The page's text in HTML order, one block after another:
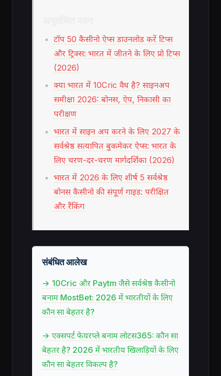
टॉप 50 कैसीनो ऐप्स डाउनलोड करें टिप्स
और ट्रिक्स: भारत में जीतने के लिए प्रो टिप्स
(2026)
क्या भारत में 10Cric वैध है? साइनअप
समीक्षा 2026: बोनस, ऐप, निकासी का
परीक्षण
भारत में साइन अप करने के लिए 2027 के
सर्वश्रेष्ठ सत्यापित बुकमेकर ऐप्स: भारत के
लिए चरण-दर-चरण मार्गदर्शिका (2026)
भारत में 2026 के लिए शीर्ष 5 सर्वश्रेष्ठ
बोनस कैसीनो की संपूर्ण गाइड: परीक्षित
और रैंकिंग
संबंधित आलेख
→ 10Cric और Paytm जैसे सर्वश्रेष्ठ कैसीनो
बनाम MostBet: 2026 में भारतीयों के लिए
कौन सा बेहतर है?
→ एक्सपर्ट फेयरप्ले बनाम लोटस365: कौन सा
बेहतर है? 2026 में भारतीय खिलाड़ियों के लिए
कौन सा बेहतर विकल्प है?